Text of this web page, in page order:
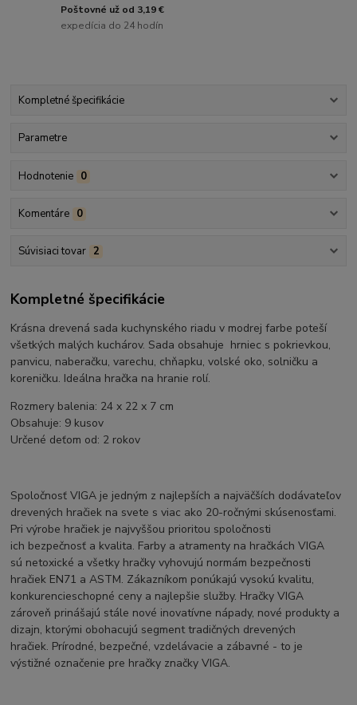
Poštovné už od 3,19 €
expedícia do 24 hodín
Kompletné špecifikácie
Parametre
Hodnotenie 0
Komentáre 0
Súvisiaci tovar 2
Kompletné špecifikácie
Krásna drevená sada kuchynského riadu v modrej farbe poteší
všetkých malých kuchárov. Sada obsahuje hrniec s pokrievkou,
panvicu, naberačku, varechu, chňapku, volské oko, solničku a
koreničku. Ideálna hračka na hranie rolí.
Rozmery balenia: 24 x 22 x 7 cm
Obsahuje: 9 kusov
Určené deťom od: 2 rokov
Spoločnosť VIGA je jedným z najlepších a najväčších dodávateľov
drevených hračiek na svete s viac ako 20-ročnými skúsenosťami.
Pri výrobe hračiek je najvyššou prioritou spoločnosti
ich bezpečnosť a kvalita. Farby a atramenty na hračkách VIGA
sú netoxické a všetky hračky vyhovujú normám bezpečnosti
hračiek EN71 a ASTM. Zákazníkom ponúkajú vysokú kvalitu,
konkurencieschopné ceny a najlepšie služby. Hračky VIGA
zároveň prinášajú stále nové inovatívne nápady, nové produkty a
dizajn, ktorými obohacujú segment tradičných drevených
hračiek. Prírodné, bezpečné, vzdelávacie a zábavné - to je
výstižné označenie pre hračky značky VIGA.